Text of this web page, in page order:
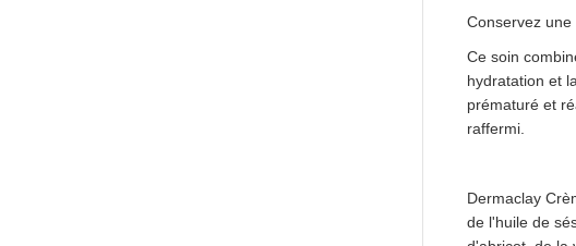
Conservez
Ce soin
hydratation et
prématuré et
raffermi.
Dermaclay
de l'huile de